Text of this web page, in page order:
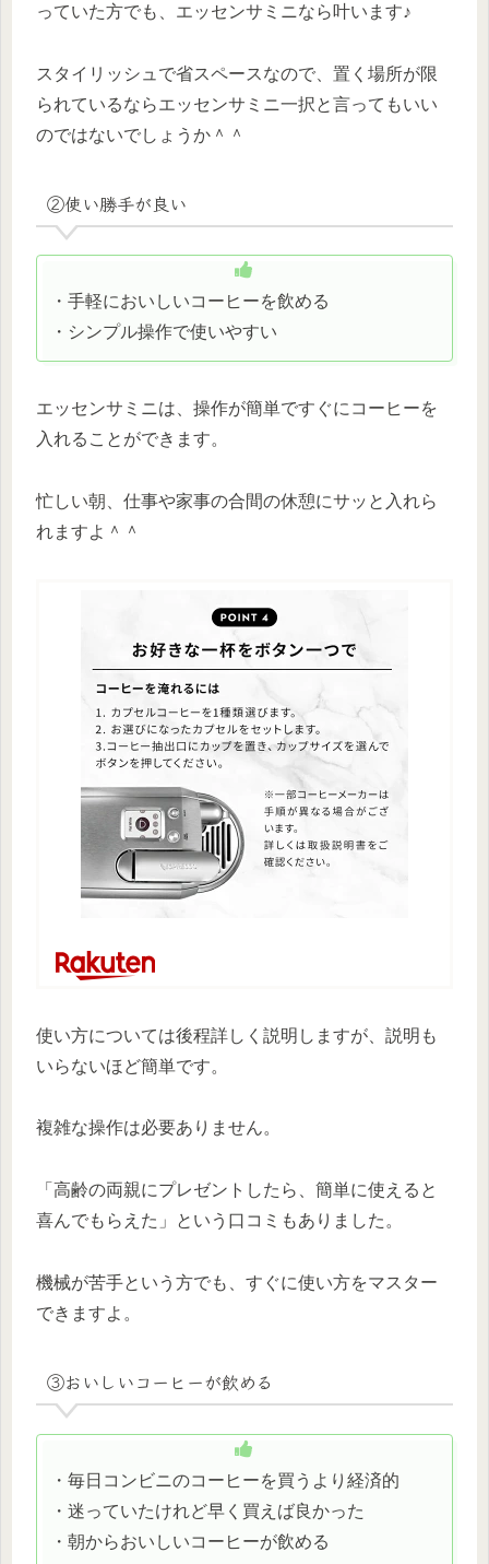
っていた方でも、エッセンサミニなら叶います♪
スタイリッシュで省スペースなので、置く場所が限
られているならエッセンサミニ一択と言ってもいい
のではないでしょうか＾＾
②使い勝手が良い
・手軽においしいコーヒーを飲める
・シンプル操作で使いやすい
エッセンサミニは、操作が簡単ですぐにコーヒーを
入れることができます。
忙しい朝、仕事や家事の合間の休憩にサッと入れら
れますよ＾＾
使い方については後程詳しく説明しますが、説明も
いらないほど簡単です。
複雑な操作は必要ありません。
「高齢の両親にプレゼントしたら、簡単に使えると
喜んでもらえた」という口コミもありました。
機械が苦手という方でも、すぐに使い方をマスター
できますよ。
③おいしいコーヒーが飲める
・毎日コンビニのコーヒーを買うより経済的
・迷っていたけれど早く買えば良かった
・朝からおいしいコーヒーが飲める